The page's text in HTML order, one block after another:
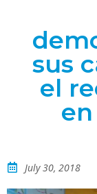
sus
el
July 30, 2018